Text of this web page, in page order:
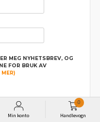
Min konto Handlevogn
0
"4"
MEG NYHETSBREV, OG
FOR BRUK AV
MER)